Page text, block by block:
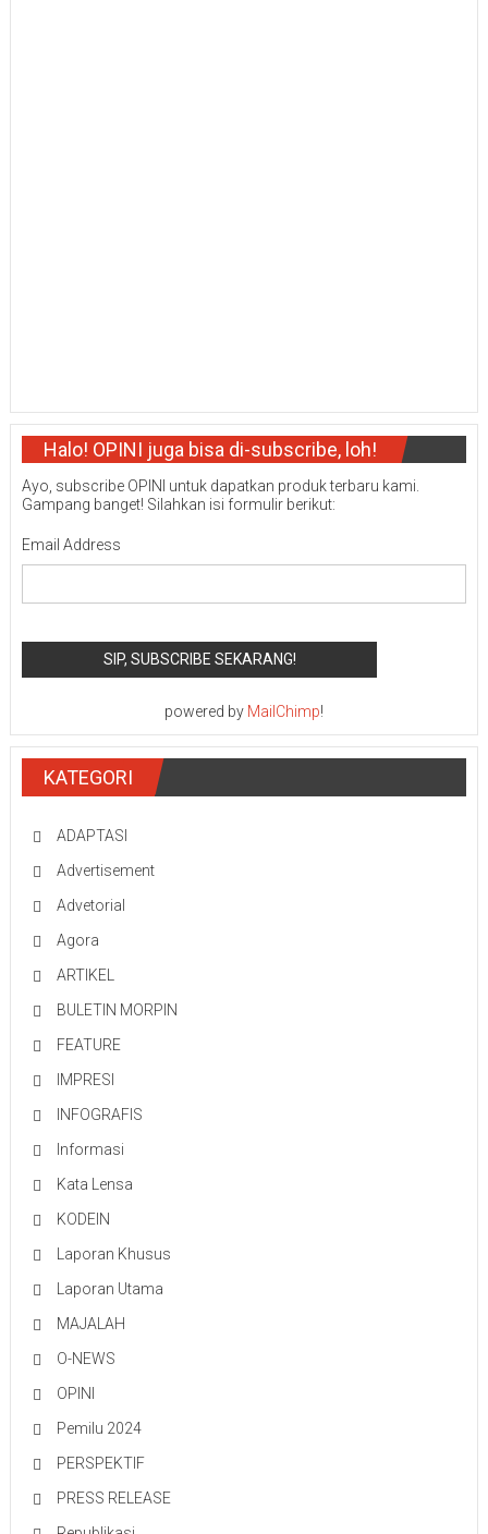
Halo! OPINI juga bisa di-subscribe, loh!
Ayo, subscribe OPINI untuk dapatkan produk terbaru kami.
Gampang banget! Silahkan isi formulir berikut:
Email Address
powered by MailChimp!
KATEGORI
ADAPTASI
Advertisement
Advetorial
Agora
ARTIKEL
BULETIN MORPIN
FEATURE
IMPRESI
INFOGRAFIS
Informasi
Kata Lensa
KODEIN
Laporan Khusus
Laporan Utama
MAJALAH
O-NEWS
OPINI
Pemilu 2024
PERSPEKTIF
PRESS RELEASE